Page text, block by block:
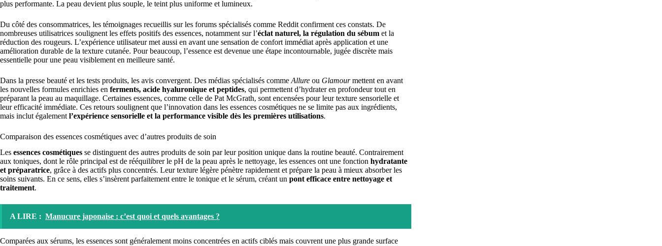
plus performante. La peau devient plus souple, le teint plus uniforme et lumineux.
Du côté des consommatrices, les témoignages recueillis sur les forums spécialisés comme Reddit confirment ces constats. De
nombreuses utilisatrices soulignent les effets positifs des essences, notamment sur l’éclat naturel, la régulation du sébum et la
réduction des rougeurs. L’expérience utilisateur met aussi en avant une sensation de confort immédiat après application et une
amélioration durable de la texture cutanée. Pour beaucoup, l’essence est devenue une étape incontournable, jugée discrète mais
essentielle pour une peau visiblement en meilleure santé.
Dans la presse beauté et les tests produits, les avis convergent. Des médias spécialisés comme Allure ou Glamourmettent en avant
les nouvelles formules enrichies en ferments, acide hyaluronique et peptides, qui permettent d’hydrater en profondeur tout en
préparant la peau au maquillage. Certaines essences, comme celle de Pat McGrath, sont encensées pour leur texture sensorielle et
leur efficacité immédiate. Ces retours soulignent que l’innovation dans les essences cosmétiques ne se limite pas aux ingrédients,
mais inclut également l’expérience sensorielle et la performance visible dès les premières utilisations.
Comparaison des essences cosmétiques avec d’autres produits de soin
Les essences cosmétiques se distinguent des autres produits de soin par leur position unique dans la routine beauté. Contrairement
aux toniques, dont le rôle principal est de rééquilibrer le pH de la peau après le nettoyage, les essences ont une fonction hydratante
et préparatrice, grâce à des actifs plus concentrés. Leur texture légère pénètre rapidement et prépare la peau à mieux absorber les
soins suivants. En ce sens, elles s’insèrent parfaitement entre le tonique et le sérum, créant un pont efficace entre nettoyage et
traitement.
A LIRE : Manucure japonaise : c’est quoi et quels avantages ?
Comparées aux sérums, les essences sont généralement moins concentrées en actifs ciblés mais couvrent une plus grande surface